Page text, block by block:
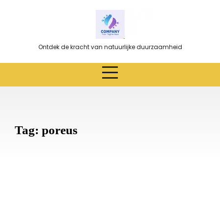
Ontdek de kracht van natuurlijke duurzaamheid
Tag: poreus